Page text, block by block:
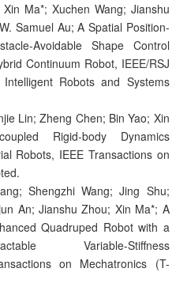
Ma*; Xuchen Wang; Jianshu
Samuel Au; A Spatial Position-
Avoidable Shape Control
Continuum Robot, IEEE/RSJ
Robots and Systems
Lin; Zheng Chen; Bin Yao; Xin
Rigid-body Dynamics
Robots, IEEE Transactions on
Shengzhi Wang; Jing Shu;
An; Jianshu Zhou; Xin Ma*; A
Quadruped Robot with a
Variable-Stiffness
on Mechatronics (T-